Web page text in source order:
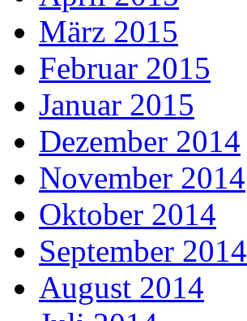
März 2015
Februar 2015
Januar 2015
Dezember 2014
November 2014
Oktober 2014
September 2014
August 2014